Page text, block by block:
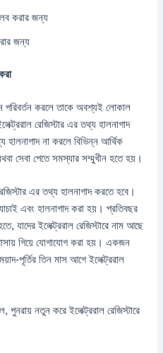
করার জন্য
জন্য
পরিবর্তন করলে তাকে অবশ্যই লোকাল
রেজিস্টার এর তথ্য হালনাগাদ
হালনাগাদ না করলে বিভিন্ন আর্থিক
সেবা পেতে সমস্যার সম্মুখীন হতে হয়।
এর তথ্য হালনাগাদ করতে হবে।
এবং হালনাগাদ করা হয়। প্রতিবছর
যাদের ইলেক্ট্ররাল রেজিস্টারে নাম আছে
গিয়ে যোগাযোগ করা হয়। একজন
পূর্তির তিন মাস আগে ইলেক্ট্ররাল
পুনরায় নতুন করে ইলেক্ট্ররাল রেজিস্টারে